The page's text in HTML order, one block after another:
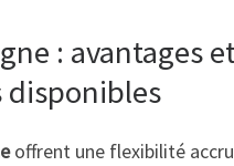
: avantages
disponibles
offrent une flexibilité